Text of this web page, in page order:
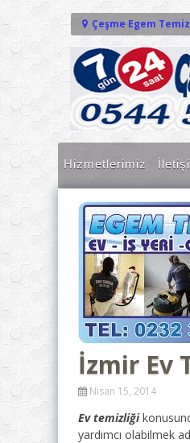
İçeriğe geç
Çeşme Egem
Hizmetlerimiz
İzmir Ev
Nisan 15, 2014
Ev temizliği
yardımcı olabilmek